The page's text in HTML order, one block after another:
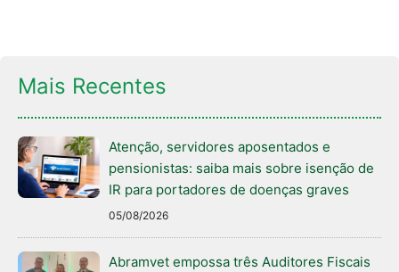
Mais Recentes
Atenção, servidores aposentados e
pensionistas: saiba mais sobre isenção de
IR para portadores de doenças graves
05/08/2026
Abramvet empossa três Auditores Fiscais